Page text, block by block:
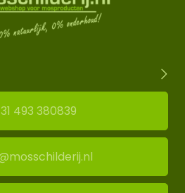
493 380839